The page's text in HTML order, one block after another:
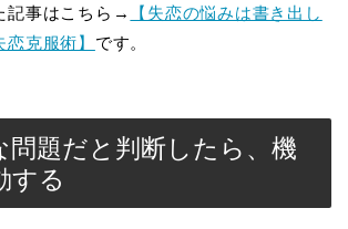
記事はこちら→
【失恋の悩みは書き出し
克服術】 です。
問題だと判断したら、機
する